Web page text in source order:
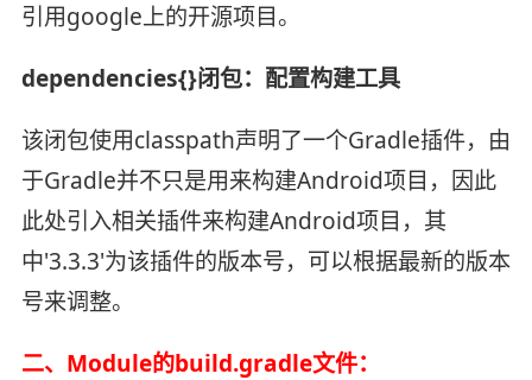
引用google上的开源项目。
dependencies{}闭包：配置构建工具
该闭包使用classpath声明了一个Gradle插件，由
于Gradle并不只是用来构建Android项目，因此
此处引入相关插件来构建Android项目，其
中'3.3.3'为该插件的版本号，可以根据最新的版本
号来调整。
二、Module的build.gradle文件：